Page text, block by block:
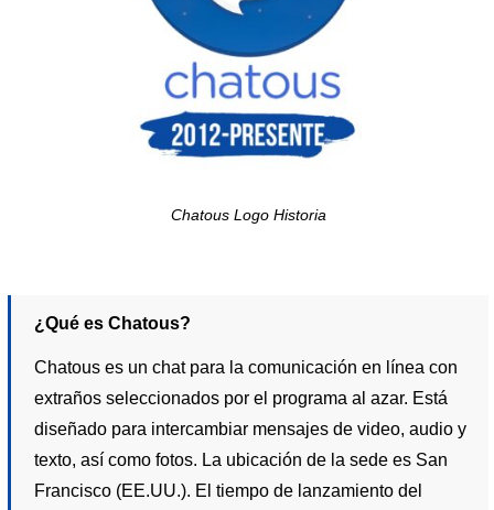
Chatous Logo Historia
¿Qué es Chatous?
Chatous es un chat para la comunicación en línea con
extraños seleccionados por el programa al azar. Está
diseñado para intercambiar mensajes de video, audio y
texto, así como fotos. La ubicación de la sede es San
Francisco (EE.UU.). El tiempo de lanzamiento del